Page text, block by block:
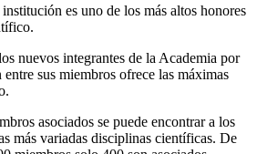
es uno de los más altos honores
nuevos integrantes de la Academia por
sus miembros ofrece las máximas
asociados se puede encontrar a los
más variadas disciplinas científicas. De